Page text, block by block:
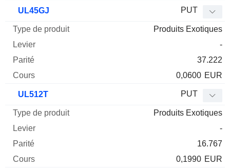
UL45GJ PUT
Produits Exotiques
-
37.222
0,0600 EUR
UL512T PUT
Produits Exotiques
-
16.767
0,1990 EUR